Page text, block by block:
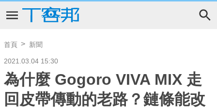
首頁 新聞
2021.03.04 15:30
為什麼 Gogoro VIVA MIX 走
回皮帶傳動的老路？鏈條能改